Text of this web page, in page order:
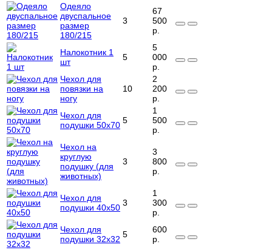
Одеяло
двуспальное
размер
180/215
3
67
500
р.
Налокотник 1
шт
5
5
000
р.
Чехол для
повязки на
ногу
10
2
200
р.
Чехол для
подушки 50x70 5
1
500
р.
Чехол на
круглую
подушку (для
животных)
3
3
800
р.
Чехол для
подушки 40x50 3
1
300
р.
Чехол для
подушки 32x32 5
600
р.